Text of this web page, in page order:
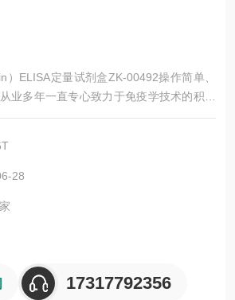
）ELISA定量试剂盒ZK-00492操作简单、
业多年一直专心致力于免疫学技术的积累
品质量与专业的技术服务，赢得业内广大
努力合作共赢。
28
17317792356